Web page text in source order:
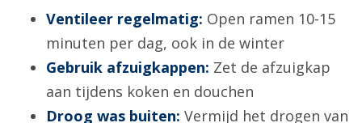
Ventileer regelmatig: Open ramen 10-15
minuten per dag, ook in de winter
Gebruik afzuigkappen: Zet de afzuigkap
aan tijdens koken en douchen
Droog was buiten: Vermijd het drogen van